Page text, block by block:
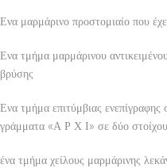
Ενα μαρμάρινο προστομιαίο που
Ενα τμήμα μαρμάρινου
βρύσης
Ενα τμήμα επιτύμβιας
γράμματα «Α Ρ Χ Ι» σε δύο
ένα τμήμα χείλους μαρμάρινης